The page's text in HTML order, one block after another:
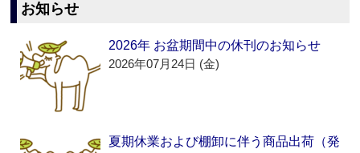
お知らせ
2026年 お盆期間中の休刊のお知らせ
2026年07月24日 (金)
夏期休業および棚卸に伴う商品出荷（発